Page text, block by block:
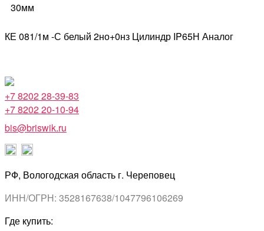
30мм
КЕ 081/1м -С белый 2но+0нз Цилиндр IP65Н Аналог
+7 8202 28-39-83
+7 8202 20-10-94
bis@briswik.ru
РФ, Вологодская область г. Череповец
ИНН/ОГРН: 3528167638/1047796106269
Где купить: